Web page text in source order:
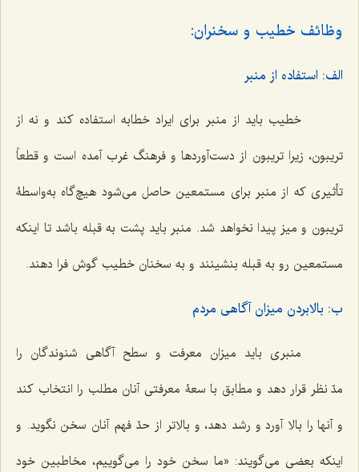
وظائف خطیب و سخنران:
الف: استفاده از منبر
خطیب باید از منبر برای ایراد خطابه استفاده کند و نه از
تریبون، زیرا تریبون از دست‌آوردها و فرهنگ غرب آمده است و قطعاً
تأثیری که از منبر برای مستمعین حاصل می‌شود هیچ‌گاه به‌واسطۀ
تریبون و میز پیدا نخواهد شد. منبر باید پشت به قبله باشد تا اینکه
مستمعین رو به قبله بنشینند و به سخنان خطیب گوش فرا دهند.
ب: بالابردن میزان آگاهی مردم
منبری باید میزان معرفت و سطح آگاهی شنوندگان را
مدّ نظر قرار دهد و مطابق با سعۀ معرفتی آنان مطلب را انتخاب کند
و آنها را بالا آورد و رشد دهد، و بالاتر از حدّ فهم آنان سخن نگوید. و
اینکه بعضی می‌گویند: «ما سخن خود را می‌گوییم، مخاطبین خود